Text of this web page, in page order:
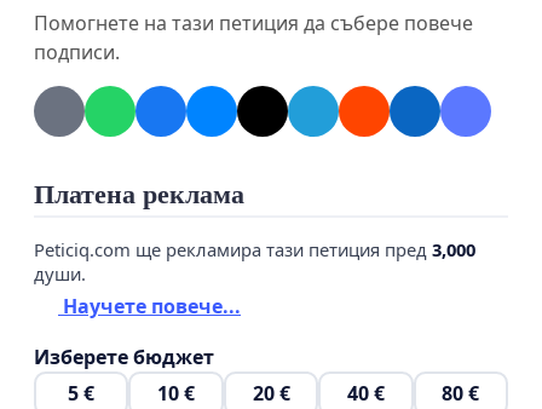
Помогнете на тази петиция да събере повече
подписи.
Платена реклама
Peticiq.com ще рекламира тази петиция пред 3,000
души.
Научете повече...
Изберете бюджет
5 €
10 € 20 € 40 € 80 €